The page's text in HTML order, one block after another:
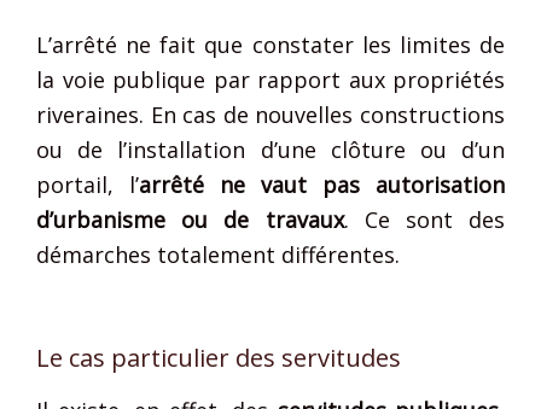
L’arrêté ne fait que constater les limites de
la voie publique par rapport aux propriétés
riveraines. En cas de nouvelles constructions
ou de l’installation d’une clôture ou d’un
portail, l’arrêté ne vaut pas autorisation
d’urbanisme ou de travaux. Ce sont des
démarches totalement différentes.
Le cas particulier des servitudes